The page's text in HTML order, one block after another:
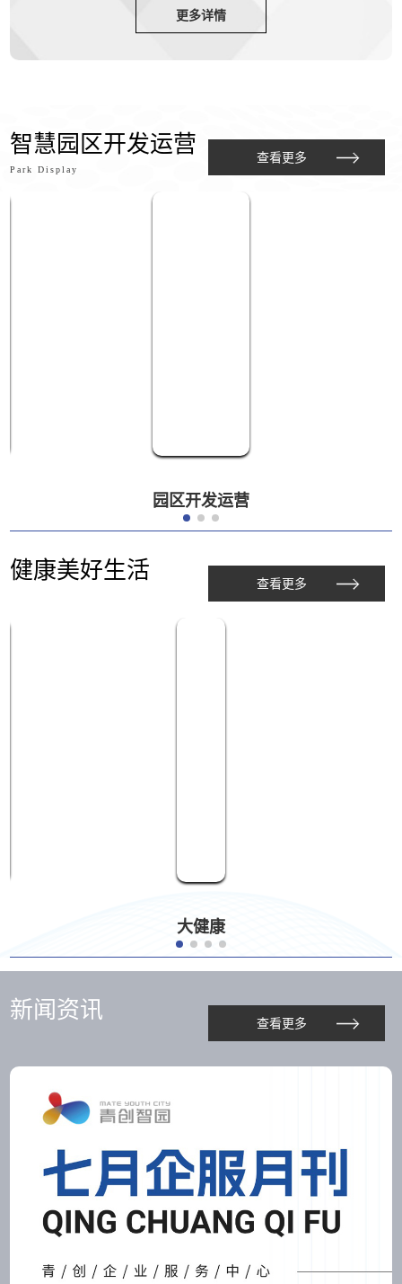
更多详情
智慧园区开发运营
Park Display
查看更多
园区开发运营
健康美好生活 查看更多
大健康
新闻资讯 查看更多